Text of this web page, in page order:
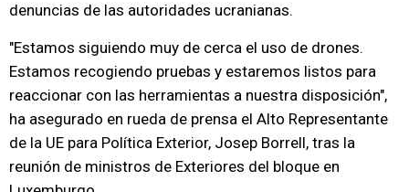
denuncias de las autoridades ucranianas.
"Estamos siguiendo muy de cerca el uso de drones.
Estamos recogiendo pruebas y estaremos listos para
reaccionar con las herramientas a nuestra disposición",
ha asegurado en rueda de prensa el Alto Representante
de la UE para Política Exterior, Josep Borrell, tras la
reunión de ministros de Exteriores del bloque en